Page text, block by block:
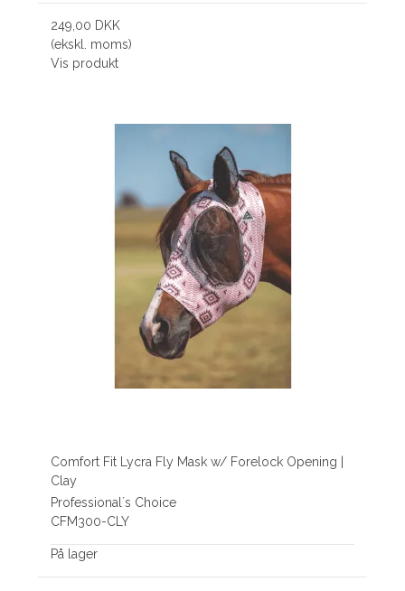
249,00 DKK
(ekskl. moms)
Vis produkt
Comfort Fit Lycra Fly Mask w/ Forelock Opening |
Clay
Professional´s Choice
CFM300-CLY
På lager